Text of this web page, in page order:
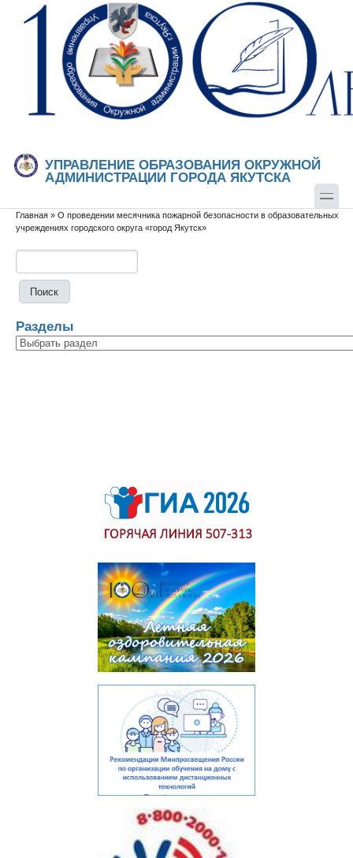
Перейти к основному содержанию
Skip to search
УПРАВЛЕНИЕ ОБРАЗОВАНИЯ ОКРУЖНОЙ
АДМИНИСТРАЦИИ ГОРОДА ЯКУТСКА
Вы здесь
Главная » О проведении месячника пожарной безопасности в образовательных
учреждениях городского округа «город Якутск»
Разделы